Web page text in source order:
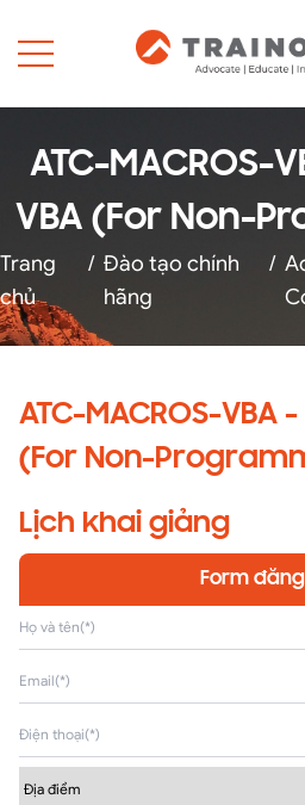
ATC-MACROS-
VBA (For Non-
Trang
chủ
/ Đào tạo chính
hãng
/
ATC-MACROS-VBA
(For Non-
Lịch khai giảng
Form